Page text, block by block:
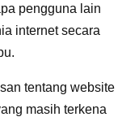
pengguna lain
internet secara
tentang website
masih terkena